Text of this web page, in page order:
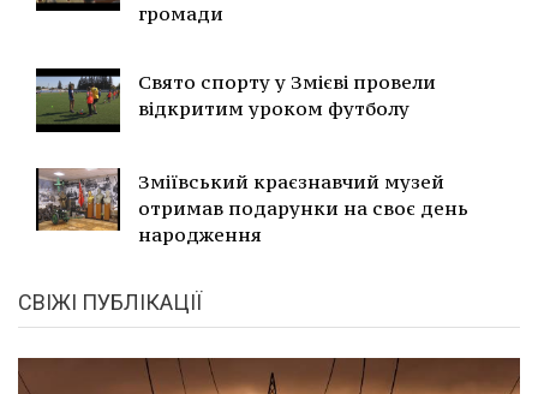
громади
Свято спорту у Змієві провели
відкритим уроком футболу
Зміївський краєзнавчий музей
отримав подарунки на своє день
народження
СВІЖІ ПУБЛІКАЦІЇ